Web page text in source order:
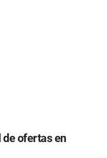
de ofertas en